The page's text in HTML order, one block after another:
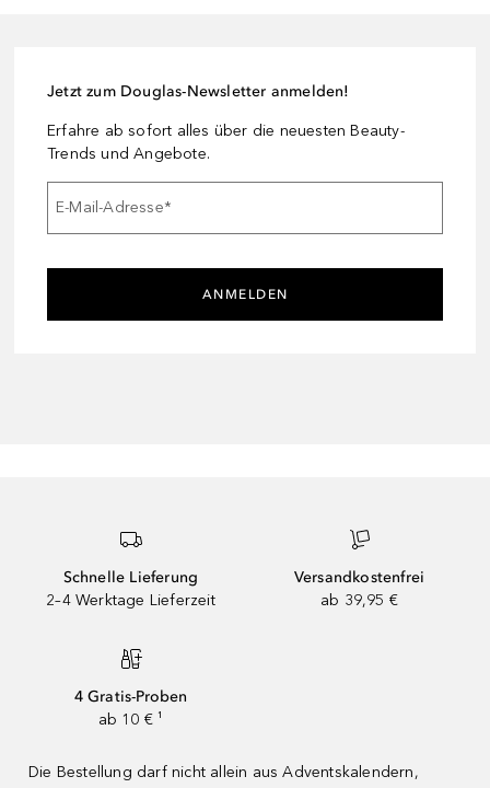
Jetzt zum Douglas-Newsletter anmelden!
Erfahre ab sofort alles über die neuesten Beauty-
Trends und Angebote.
E-Mail-Adresse*
ANMELDEN
Schnelle Lieferung
2–4 Werktage Lieferzeit
Versandkostenfrei
ab 39,95 €
4 Gratis-Proben
ab 10 € ¹
Die Bestellung darf nicht allein aus Adventskalendern,